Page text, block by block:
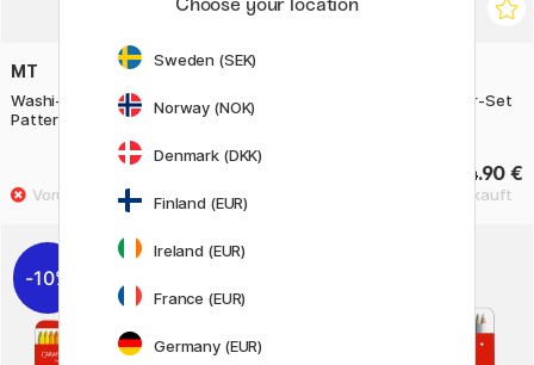
MT
Washi-Tape Lisa Larson Mikey
Pattern x MT
Prismalo Aquarellstifte 6er-Set
14.90 €
10%
Sweden (SEK)
Norway (NOK)
Denmark (DKK)
Finland (EUR)
Ireland (EUR)
France (EUR)
Germany (EUR)